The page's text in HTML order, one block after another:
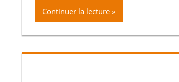
Continuer la lecture